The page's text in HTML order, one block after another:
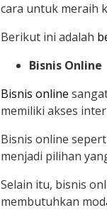
cara untuk meraih
Berikut ini adalah
Bisnis Online
Bisnis online
memiliki akses
Bisnis online
menjadi pilihan
Selain itu, bisnis
membutuhkan